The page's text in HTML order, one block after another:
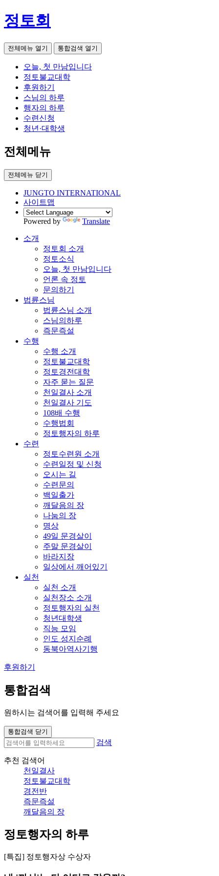
정토회
전체메뉴 열기 통합검색 열기
오늘, 첫 만남입니다
정토불교대학
후원하기
스님의 하루
행자의 하루
수련신청
청년·대학생
전체메뉴
전체메뉴 닫기
JUNGTO INTERNATIONAL
사이트맵
Powered by Translate
소개
정토회 소개
정토소식
오늘, 첫 만남입니다
언론 속 정토
문의하기
법륜스님
법륜스님 소개
스님의하루
즉문즉설
수행
수행 소개
정토불교대학
정토경전대학
자주 묻는 질문
천일결사 소개
천일결사 기도
108배 수행
수행법회
정토행자의 하루
수련
정토수련원 소개
수련일정 및 신청
오시는 길
수련문의
백일출가
깨달음의 장
나눔의 장
명상
49일 문경살이
주말 문경살이
바라지장
일상에서 깨어있기
실천
실천 소개
실천장소 소개
정토행자의 실천
청년대학생
직능 모임
인도 성지순례
동북아역사기행
후원하기
통합검색
원하시는 검색어를 입력해 주세요
통합검색 닫기
검색
추천 검색어
천일결사
정토불교대학
경전반
즉문즉설
깨달음의 장
정토행자의 하루
[특집] 정토행자상 수상자